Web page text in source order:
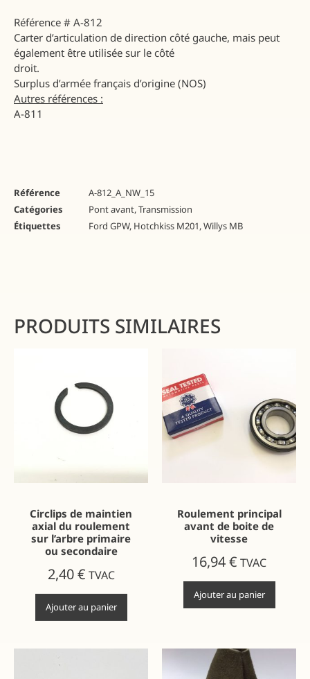
Référence # A-812
Carter d’articulation de direction côté gauche, mais peut
également être utilisée sur le côté
droit.
Surplus d’armée français d’origine (NOS)
Autres références :
A-811
Référence
A-812_A_NW_15
Catégories
Pont avant,Transmission
Étiquettes
Ford GPW, Hotchkiss M201,Willys MB
PRODUITS SIMILAIRES
Circlips de maintien
axial du roulement
sur l’arbre primaire
ou secondaire
2,40€ TVAC
Ajouter au panier
Roulement principal
avant de boite de
vitesse
16,94€ TVAC
Ajouter au panier